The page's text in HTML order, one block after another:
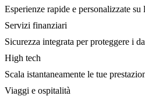
Esperienze rapide e personalizzate su
Servizi finanziari
Sicurezza integrata per proteggere i
High tech
Scala istantaneamente le tue
Viaggi e ospitalità